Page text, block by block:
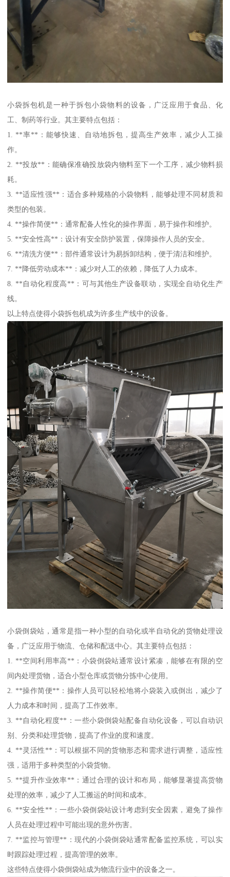
小袋拆包机是一种于拆包小袋物料的设备，广泛应用于食品、化
工、制药等行业。其主要特点包括：
1. **率**：能够快速、自动地拆包，提高生产效率，减少人工操
作。
2. **投放**：能确保准确投放袋内物料至下一个工序，减少物料损
耗。
3. **适应性强**：适合多种规格的小袋物料，能够处理不同材质和
类型的包装。
4. **操作简便**：通常配备人性化的操作界面，易于操作和维护。
5. **安全性高**：设计有安全防护装置，保障操作人员的安全。
6. **清洗方便**：部件通常设计为易拆卸结构，便于清洁和维护。
7. **降低劳动成本**：减少对人工的依赖，降低了人力成本。
8. **自动化程度高**：可与其他生产设备联动，实现全自动化生产
线。
以上特点使得小袋拆包机成为许多生产线中的设备。
小袋倒袋站，通常是指一种小型的自动化或半自动化的货物处理设
备，广泛应用于物流、仓储和配送中心。其主要特点包括：
1. **空间利用率高**：小袋倒袋站通常设计紧凑，能够在有限的空
间内处理货物，适合小型仓库或货物分拣中心使用。
2. **操作简便**：操作人员可以轻松地将小袋装入或倒出，减少了
人力成本和时间，提高了工作效率。
3. **自动化程度**：一些小袋倒袋站配备自动化设备，可以自动识
别、分类和处理货物，提高了作业的度和速度。
4. **灵活性**：可以根据不同的货物形态和需求进行调整，适应性
强，适用于多种类型的小袋货物。
5. **提升作业效率**：通过合理的设计和布局，能够显著提高货物
处理的效率，减少了人工搬运的时间和成本。
6. **安全性**：一些小袋倒袋站设计考虑到安全因素，避免了操作
人员在处理过程中可能出现的意外伤害。
7. **监控与管理**：现代的小袋倒袋站通常配备监控系统，可以实
时跟踪处理过程，提高管理的效率。
这些特点使得小袋倒袋站成为物流行业中的设备之一。